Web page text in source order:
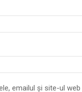
emailul și site-ul